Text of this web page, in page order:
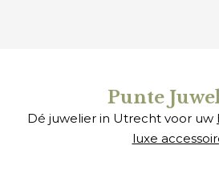
Punte
Dé juwelier in Utrecht voor uw
luxe